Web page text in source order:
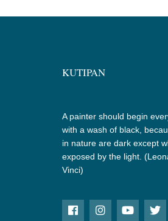
KUTIPAN
A painter should begin
with a wash of black,
in nature are dark except
exposed by the light.
Vinci)